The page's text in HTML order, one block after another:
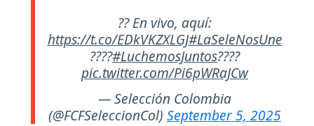
?? En vivo, aquí:
https://t.co/EDkVKZXLGJ#LaSeleNosUne
????#LuchemosJuntos????
pic.twitter.com/Pi6pWRaJCw
— Selección Colombia
(@FCFSeleccionCol) September 5, 2025